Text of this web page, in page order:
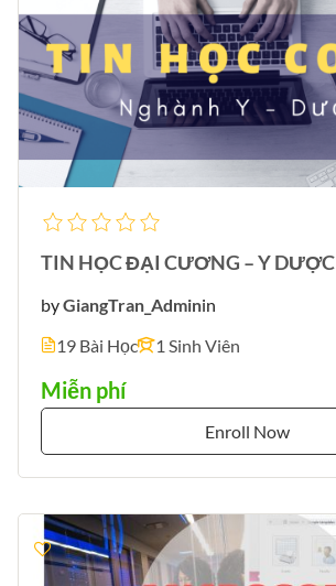
TIN HỌC ĐẠI CƯƠNG – Y DƯỢC
byGiangTran_Adminin
19 Bài Học
1 Sinh Viên
Miễn phí
Enroll Now